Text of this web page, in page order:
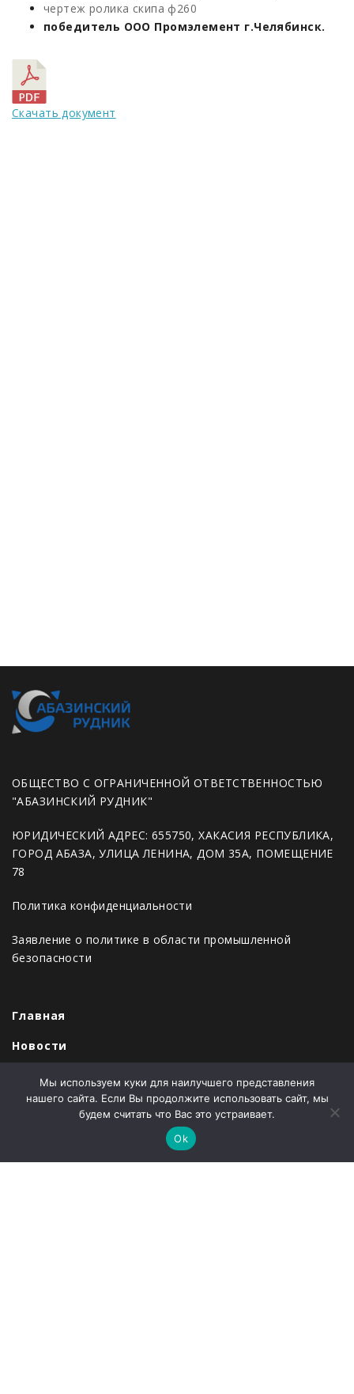
чертеж ролика скипа ф260
победитель ООО Промэлемент г.Челябинск.
Скачать документ
ОБЩЕСТВО С ОГРАНИЧЕННОЙ ОТВЕТСТВЕННОСТЬЮ
"АБАЗИНСКИЙ РУДНИК"
ЮРИДИЧЕСКИЙ АДРЕС: 655750, ХАКАСИЯ РЕСПУБЛИКА,
ГОРОД АБАЗА, УЛИЦА ЛЕНИНА, ДОМ 35А, ПОМЕЩЕНИЕ
78
Политика конфиденциальности
Заявление о политике в области промышленной
безопасности
Главная
Новости
Продукция
Закупки
О компании
Мы используем куки для наилучшего представления
нашего сайта. Если Вы продолжите использовать сайт, мы
будем считать что Вас это устраивает.
Ok